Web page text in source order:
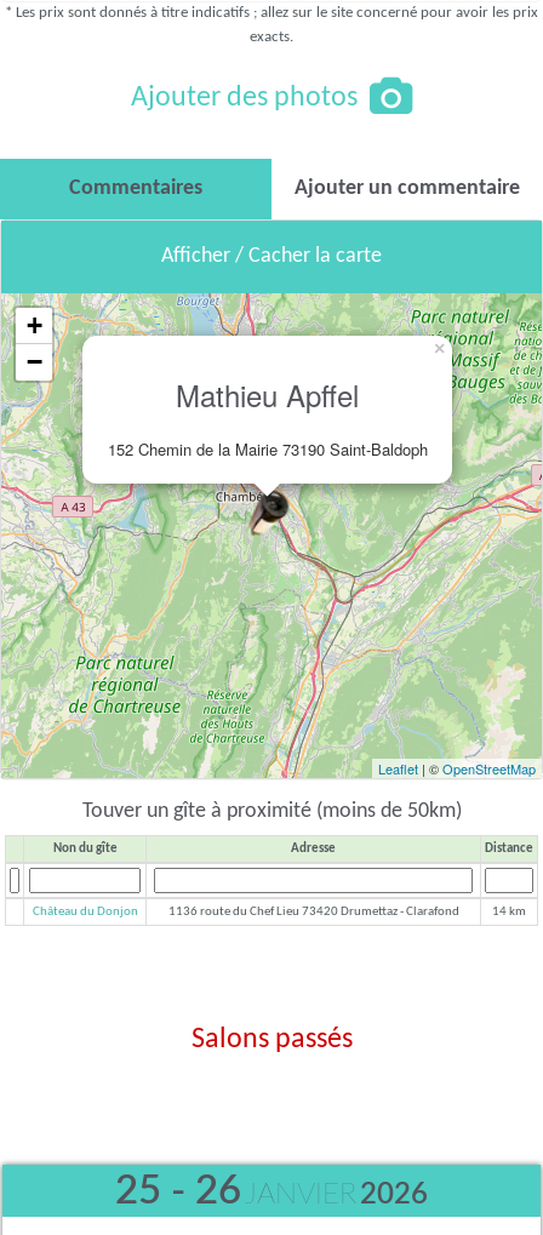
* Les prix sont donnés à titre indicatifs ; allez sur le site concerné pour avoir les prix
exacts.
Ajouter des photos
Commentaires Ajouter un commentaire
Afficher / Cacher la carte
Mathieu Apffel
152 Chemin de la Mairie 73190 Saint-Baldoph
×
+
−
Leaflet | ©OpenStreetMap
Touver un gîte à proximité (moins de 50km)
Non du gîte Adresse Distance
Château du Donjon 1136 route du Chef Lieu 73420 Drumettaz - Clarafond 14 km
Salons passés
25 - 26 JANVIER2026